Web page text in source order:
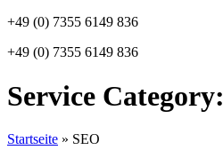
+49 (0) 7355 6149 836
+49 (0) 7355 6149 836
Service Category:
Startseite » SEO